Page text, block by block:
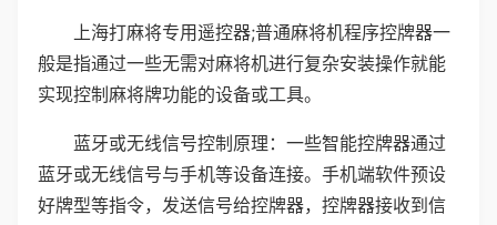
上海打麻将专用遥控器;普通麻将机程序控牌器一
般是指通过一些无需对麻将机进行复杂安装操作就能
实现控制麻将牌功能的设备或工具。
蓝牙或无线信号控制原理：一些智能控牌器通过
蓝牙或无线信号与手机等设备连接。手机端软件预设
好牌型等指令，发送信号给控牌器，控牌器接收到信